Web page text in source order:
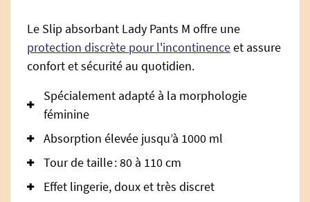
Le Slip absorbant Lady Pants M offre une
protection discrète pour l'incontinenceet assure
confort et sécurité au quotidien.
Spécialement adapté à la morphologie
féminine
Absorption élevée jusqu’à 1000 ml
Tour de taille : 80 à 110 cm
Effet lingerie, doux et très discret